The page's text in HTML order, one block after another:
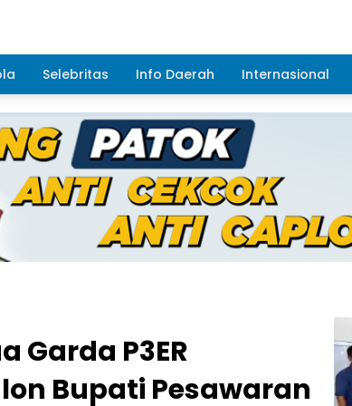
Selebritas Info Daerah Internasional
Garda P3ER
Bupati Pesawaran